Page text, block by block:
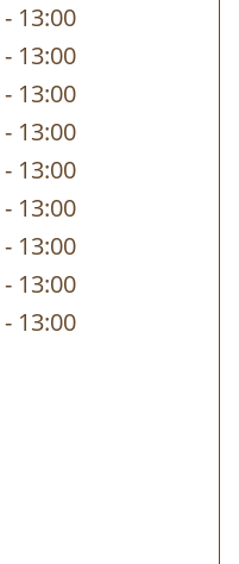
- bis
13:00
- bis
13:00
- bis
13:00
- bis
13:00
- bis
13:00
- bis
13:00
- bis
13:00
- bis
13:00
- bis
13:00